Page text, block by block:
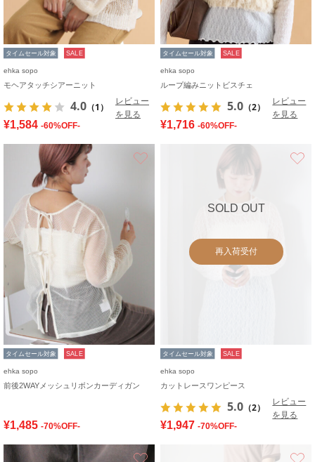
タイムセール対象 SALE
ehka sopo
モヘアタッチシアーニット
4.0 （1）
レビュー
を見る
¥1,584 -60%OFF-
タイムセール対象 SALE
ehka sopo
ループ編みニットビスチェ
5.0 （2）
レビュー
を見る
¥1,716 -60%OFF-
タイムセール対象 SALE
ehka sopo
前後2WAYメッシュリボンカーディガン
¥1,485 -70%OFF-
SOLD OUT
再入荷受付
タイムセール対象 SALE
ehka sopo
カットレースワンピース
5.0 （2）
レビュー
を見る
¥1,947 -70%OFF-